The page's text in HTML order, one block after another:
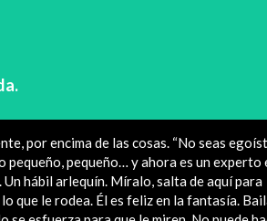
por encima de las cosas. “No seas
pequeño, pequeño… y ahora es un experto
hábil arlequín. Míralo, salta de aquí para
que le rodea. Él es feliz en la fantasía.